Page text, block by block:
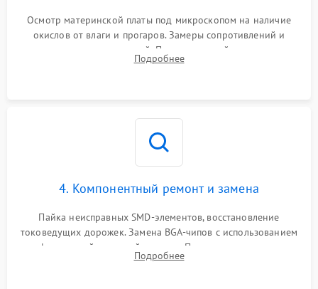
Осмотр материнской платы под микроскопом на наличие
окислов от влаги и прогаров. Замеры сопротивлений и
дежурных напряжений. Проверка цепей питания,
мультиконтроллера, процессора и видеочипа.
Подробнее
4. Компонентный ремонт и замена
Пайка неисправных SMD-элементов, восстановление
токоведущих дорожек. Замена BGA-чипов с использованием
инфракрасной паяльной станции. Прошивка микросхемы
BIOS или замена поврежденных портов USB
Подробнее